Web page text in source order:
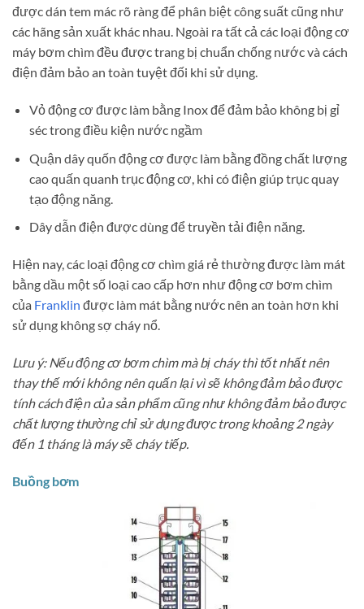
được dán tem mác rõ ràng để phân biệt công suất cũng như
các hãng sản xuất khác nhau. Ngoài ra tất cả các loại động cơ
máy bơm chìm đều được trang bị chuẩn chống nước và cách
điện đảm bảo an toàn tuyệt đối khi sử dụng.
Vỏ động cơ được làm bằng Inox để đảm bảo không bị gỉ
séc trong điều kiện nước ngầm
Quận dây quốn động cơ được làm bằng đồng chất lượng
cao quấn quanh trục động cơ, khi có điện giúp trục quay
tạo động năng.
Dây dẫn điện được dùng để truyền tải điện năng.
Hiện nay, các loại động cơ chìm giá rẻ thường được làm mát
bằng dầu một số loại cao cấp hơn như động cơ bơm chìm
của Franklin được làm mát bằng nước nên an toàn hơn khi
sử dụng không sợ cháy nổ.
Lưu ý: Nếu động cơ bơm chìm mà bị cháy thì tốt nhất nên
thay thế mới không nên quấn lại vì sẽ không đảm bảo được
tính cách điện của sản phẩm cũng như không đảm bảo được
chất lượng thường chỉ sử dụng được trong khoảng 2 ngày
đến 1 tháng là máy sẽ cháy tiếp.
Buồng bơm